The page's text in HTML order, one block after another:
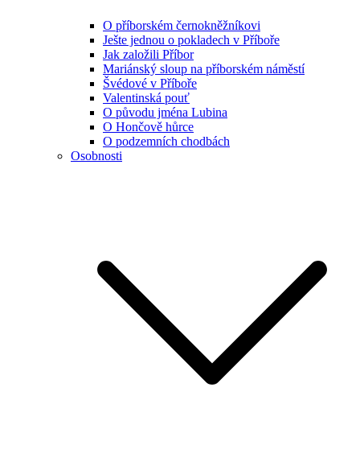
O příborském černokněžníkovi
Ješte jednou o pokladech v Příboře
Jak založili Příbor
Mariánský sloup na příborském náměstí
Švédové v Příboře
Valentinská pouť
O původu jména Lubina
O Hončově hůrce
O podzemních chodbách
Osobnosti